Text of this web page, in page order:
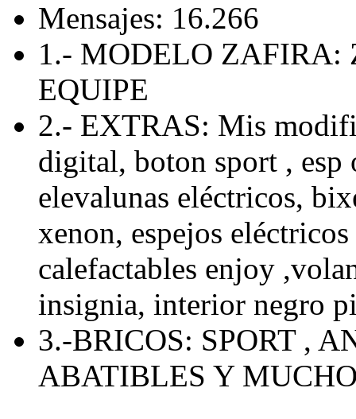
Mensajes: 16.266
1.- MODELO ZAFIRA:
EQUIPE
2.- EXTRAS: Mis
digital, boton sport , esp
elevalunas eléctricos,
xenon, espejos
calefactables enjoy
insignia, interior negro
3.-BRICOS: SPORT ,
ABATIBLES Y